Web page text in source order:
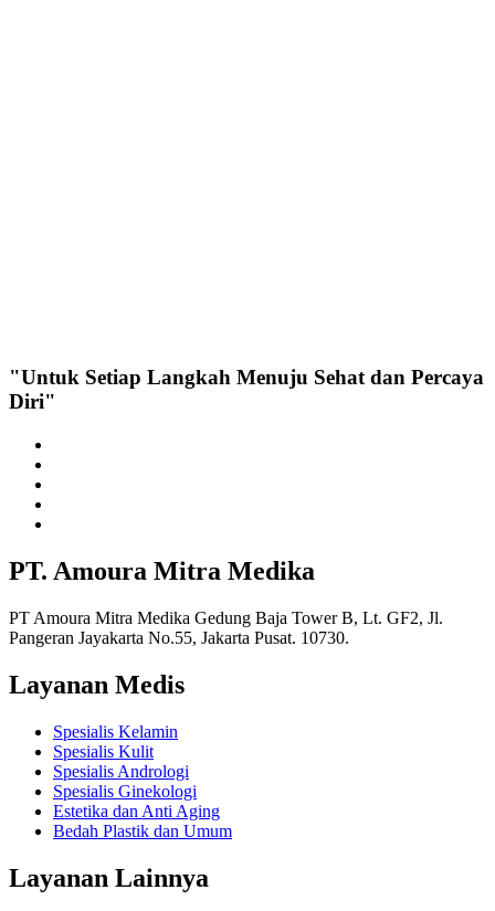
"Untuk Setiap Langkah Menuju Sehat dan Percaya
Diri"
PT. Amoura Mitra Medika
PT Amoura Mitra Medika Gedung Baja Tower B, Lt. GF2, Jl.
Pangeran Jayakarta No.55, Jakarta Pusat. 10730.
Layanan Medis
Spesialis Kelamin
Spesialis Kulit
Spesialis Andrologi
Spesialis Ginekologi
Estetika dan Anti Aging
Bedah Plastik dan Umum
Layanan Lainnya